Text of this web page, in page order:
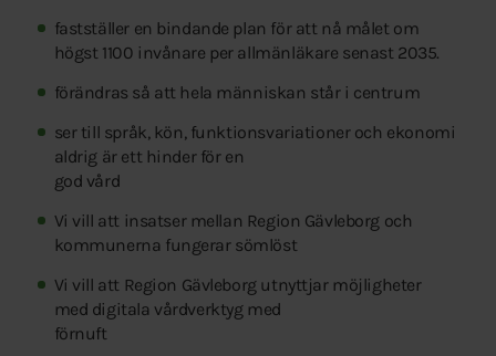
fastställer en bindande plan för att nå målet om
högst 1100 invånare per allmänläkare senast 2035.
förändras så att hela människan står i centrum
ser till språk, kön, funktionsvariationer och ekonomi
aldrig är ett hinder för en
god vård
Vi vill att insatser mellan Region Gävleborg och
kommunerna fungerar sömlöst
Vi vill att Region Gävleborg utnyttjar möjligheter
med digitala vårdverktyg med
förnuft